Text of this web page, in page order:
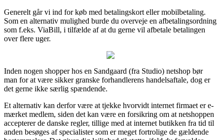
Generelt går vi ind for køb med betalingskort eller mobilbetaling.
Som en alternativ mulighed burde du overveje en afbetalingsordning
som f.eks. ViaBill, i tilfælde af at du gerne vil afbetale betalingen
over flere uger.
Inden nogen shopper hos en Sandgaard (fra Studio) netshop bør
man for at være sikker granske forhandlerens handelsaftale, dog er
det gerne ikke særlig spændende.
Et alternativ kan derfor være at tjekke hvorvidt internet firmaet er e-
mærket medlem, siden det kan være en forsikring om at netshoppen
accepterer de danske regler, tillige med at internet butikken fra tid til
anden besøges af specialister som er meget fortrolige de gældende